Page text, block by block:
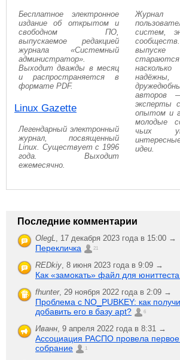
Бесплатное электронное
издание об открытом и
свободном ПО,
выпускаемое редакцией
журнала «Системный
администратор».
Выходит дважды в месяц
и распространяется в
формате PDF.
Linux Gazette
Легендарный электронный
журнал, посвященный
Linux. Существует с 1996
года. Выходит
ежемесячно.
систем,
надёжны,
авторов
эксперты
опытом и
молодые
чьих
идеи.
Последние комментарии
OlegL, 17 декабря 2023 года в 15:00 →
Перекличка 21
REDkiy, 8 июня 2023 года в 9:09 →
Как «замокать» файл для
fhunter, 29 ноября 2022 года в 2:09 →
Проблема с NO_PUBKEY: как
добавить его в базу apt?
6
Иванн, 9 апреля 2022 года в 8:31 →
Ассоциация РАСПО провела первое
собрание
1